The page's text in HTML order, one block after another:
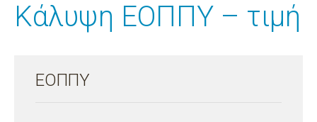
Κάλυψη ΕΟΠΠΥ – τιμή
ΕΟΠΠΥ